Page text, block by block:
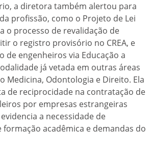
a diretora também alertou para
profissão, como o Projeto de Lei
o processo de revalidação de
o registro provisório no CREA, e
de engenheiros via Educação a
já vetada em outras áreas
Medicina, Odontologia e Direito. Ela
de reciprocidade na contratação de
por empresas estrangeiras
a necessidade de
acadêmica e demandas do